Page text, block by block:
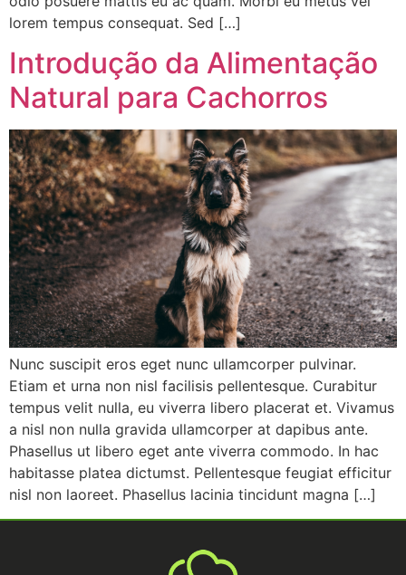
lorem tempus consequat. Sed […]
Introdução da Alimentação
Natural para Cachorros
Nunc suscipit eros eget nunc ullamcorper pulvinar.
Etiam et urna non nisl facilisis pellentesque. Curabitur
tempus velit nulla, eu viverra libero placerat et. Vivamus
a nisl non nulla gravida ullamcorper at dapibus ante.
Phasellus ut libero eget ante viverra commodo. In hac
habitasse platea dictumst. Pellentesque feugiat efficitur
nisl non laoreet. Phasellus lacinia tincidunt magna […]